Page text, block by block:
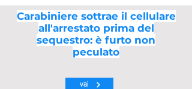
Carabiniere sottrae il cellulare
all'arrestato prima del
sequestro: è furto non
peculato
vai